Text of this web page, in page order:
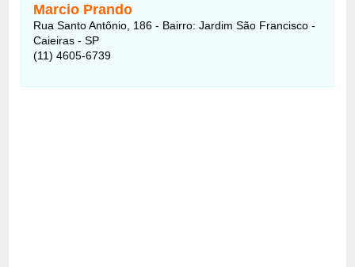
Marcio Prando
Rua Santo Antônio, 186 - Bairro: Jardim São Francisco -
Caieiras - SP
(11) 4605-6739